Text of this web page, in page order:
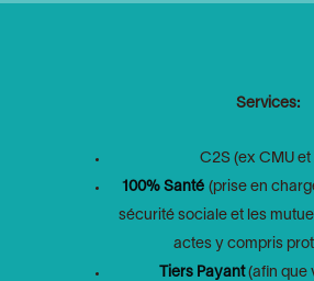
Services:
C2S (ex CMU et
100% Santé (prise en
sécurité sociale et les
actes y compris
Tiers Payant(afin que